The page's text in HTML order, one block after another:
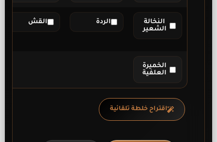
النخالة
الشعير
الردة القش
الخميرة
العلفية
اقتراح خلطة تلقائية